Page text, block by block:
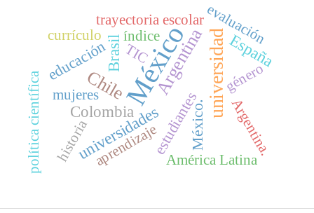
México universidad
Argentina
Chile
Colombia
España
universidades
Brasil
educación
estudiantes
México.
género
evaluación
Argentina.
América Latina
trayectoria escolar
aprendizaje
historia
índice
TIC
currículo
política científica mujeres